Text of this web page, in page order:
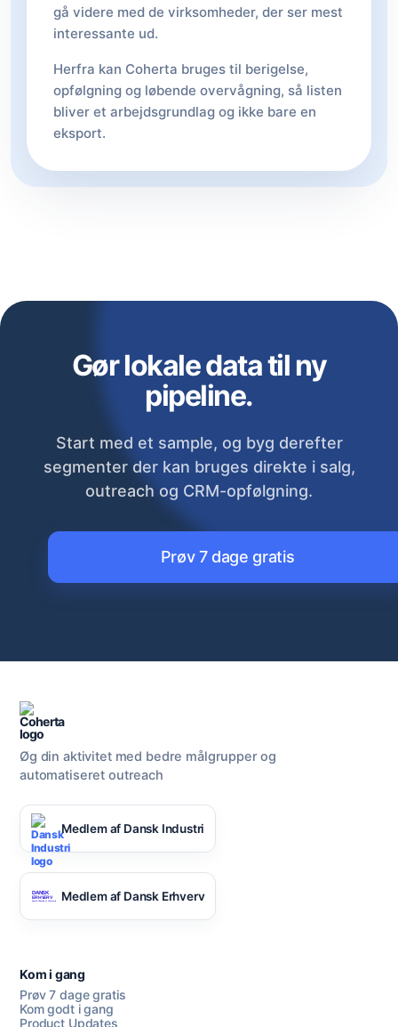
gå videre med de virksomheder, der ser mest
interessante ud.
Herfra kan Coherta bruges til berigelse,
opfølgning og løbende overvågning, så listen
bliver et arbejdsgrundlag og ikke bare en
eksport.
Gør lokale data til ny
pipeline.
Start med et sample, og byg derefter
segmenter der kan bruges direkte i salg,
outreach og CRM-opfølgning.
Prøv 7 dage gratis
Øg din aktivitet med bedre målgrupper og
automatiseret outreach
Medlem af Dansk Industri
Medlem af Dansk Erhverv
Kom i gang
Prøv 7 dage gratis
Kom godt i gang
Product Updates